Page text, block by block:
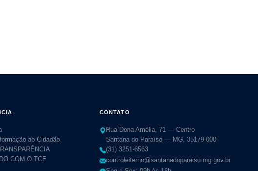
ao Cidadão
COM O TCE
CONTATO
Rua Dona Amélia, 71 — Centro
Santana do Paraíso — MG, 35179-000
(31) 3251-6563
controleiterno@santanadoparaiso.mg.gov.br